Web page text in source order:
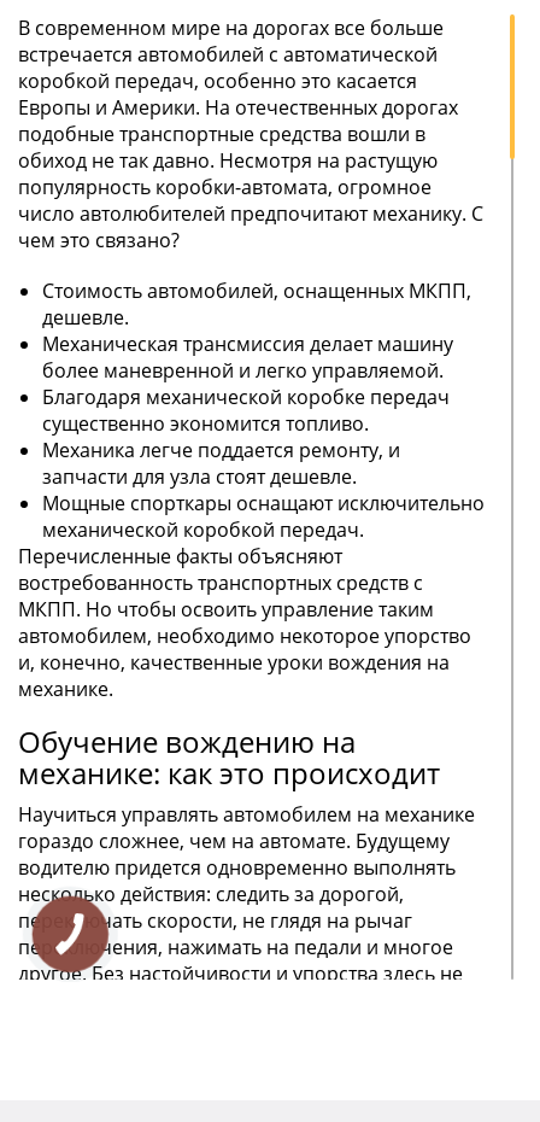
В современном мире на дорогах все больше
встречается автомобилей с автоматической
коробкой передач, особенно это касается
Европы и Америки. На отечественных дорогах
подобные транспортные средства вошли в
обиход не так давно. Несмотря на растущую
популярность коробки-автомата, огромное
число автолюбителей предпочитают механику. С
чем это связано?
Стоимость автомобилей, оснащенных МКПП,
дешевле.
Механическая трансмиссия делает машину
более маневренной и легко управляемой.
Благодаря механической коробке передач
существенно экономится топливо.
Механика легче поддается ремонту, и
запчасти для узла стоят дешевле.
Мощные спорткары оснащают исключительно
механической коробкой передач.
Перечисленные факты объясняют
востребованность транспортных средств с
МКПП. Но чтобы освоить управление таким
автомобилем, необходимо некоторое упорство
и, конечно, качественные уроки вождения на
механике.
Обучение вождению на
механике: как это происходит
Научиться управлять автомобилем на механике
гораздо сложнее, чем на автомате. Будущему
водителю придется одновременно выполнять
несколько действия: следить за дорогой,
переключать скорости, не глядя на рычаг
переключения, нажимать на педали и многое
другое. Без настойчивости и упорства здесь не